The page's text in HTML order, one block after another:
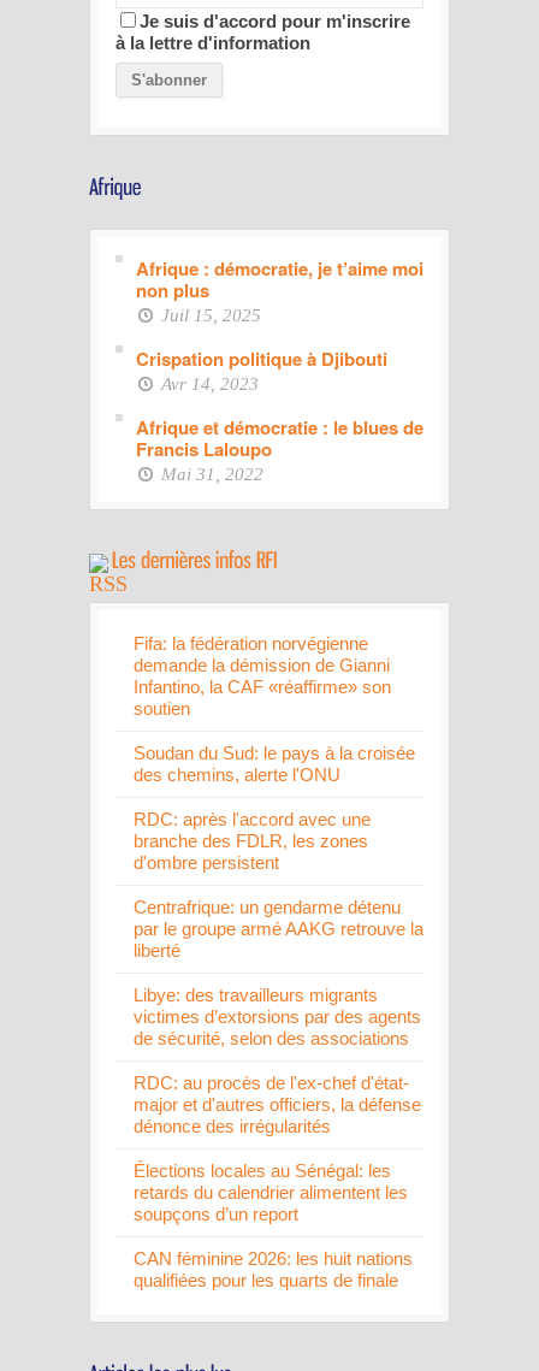
Je suis d'accord pour m'inscrire
à la lettre d'information
Afrique : démocratie, je t’aime moi
non plus
Juil 15, 2025
Crispation politique à Djibouti
Avr 14, 2023
Afrique et démocratie : le blues de
Francis Laloupo
Mai 31, 2022
Fifa: la fédération norvégienne
demande la démission de Gianni
Infantino, la CAF «réaffirme» son
soutien
Soudan du Sud: le pays à la croisée
des chemins, alerte l'ONU
RDC: après l'accord avec une
branche des FDLR, les zones
d'ombre persistent
Centrafrique: un gendarme détenu
par le groupe armé AAKG retrouve la
liberté
Libye: des travailleurs migrants
victimes d’extorsions par des agents
de sécurité, selon des associations
RDC: au procès de l'ex-chef d'état-
major et d'autres officiers, la défense
dénonce des irrégularités
Élections locales au Sénégal: les
retards du calendrier alimentent les
soupçons d’un report
CAN féminine 2026: les huit nations
qualifiées pour les quarts de finale